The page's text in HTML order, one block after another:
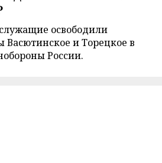
освободили
и Торецкое в
России.